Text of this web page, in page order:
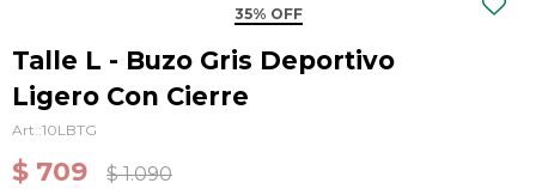
35% OFF
Talle L - Buzo Gris Deportivo
Ligero Con Cierre
10LBTG
$ 709 $ 1.090